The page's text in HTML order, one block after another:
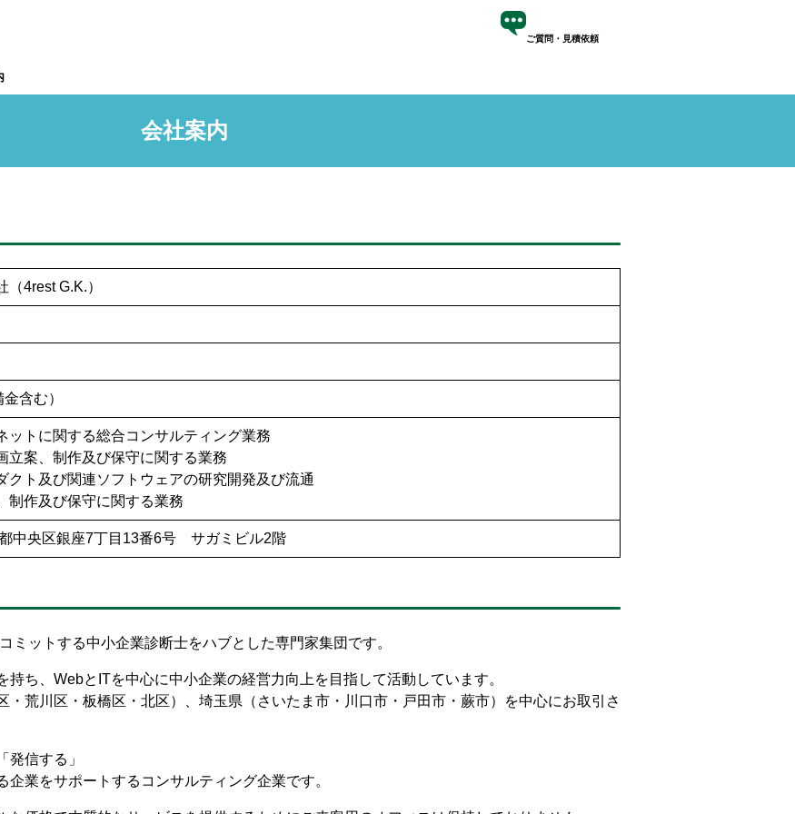
ご質問・見積依頼
会社案内
4rest G.K.）
含む）
ットに関する総合コンサルティング業務
立案、制作及び保守に関する業務
クト及び関連ソフトウェアの研究開発及び流通
制作及び保守に関する業務
中央区銀座7丁目13番6号 サガミビル2階
ミットする中小企業診断士をハブとした専門家集団です。
ち、WebとITを中心に中小企業の経営力向上を目指して活動しています。
・荒川区・板橋区・北区）、埼玉県（さいたま市・川口市・戸田市・蕨市）を中心にお取引さ
発信する」
業をサポートするコンサルティング企業です。